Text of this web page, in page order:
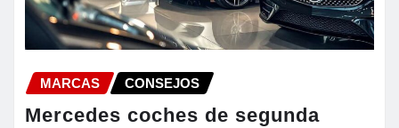
MARCAS CONSEJOS
Mercedes coches de segunda